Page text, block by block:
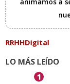
RRHHDigital
LO MÁS LEÍDO
1